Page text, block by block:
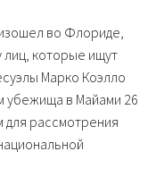
во Флориде,
которые ищут
Марко Коэлло
убежища в Майами 26
рассмотрения